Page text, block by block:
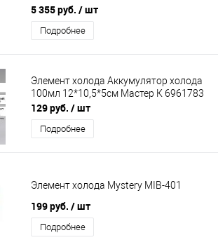
5 355 руб. / шт
Подробнее
Элемент холода Аккумулятор холода
100мл 12*10,5*5см Мастер К 6961783
129 руб. / шт
Подробнее
Элемент холода Mystery MIB-401
199 руб. / шт
Подробнее